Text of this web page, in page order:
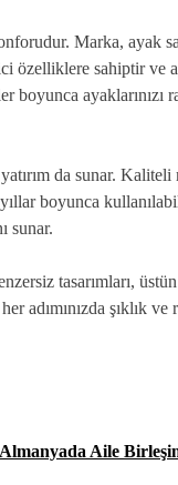
Marka, ayak
özelliklere sahiptir ve
boyunca ayaklarınızı
da sunar.
boyunca
sunar.
tasarımları,
adımınızda şıklık
Almanyada Aile